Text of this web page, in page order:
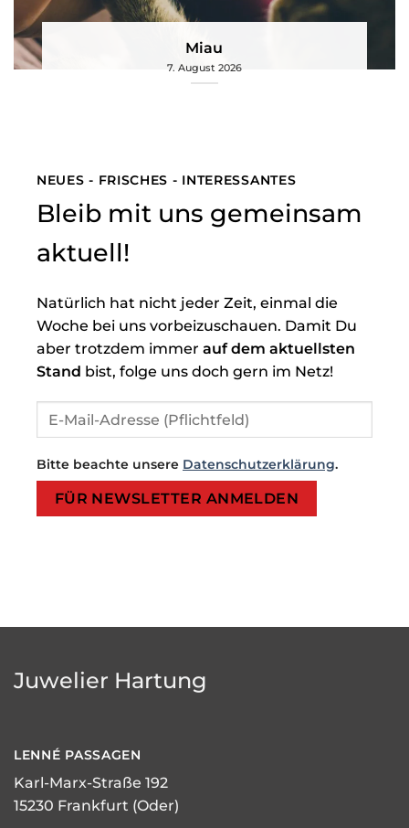
Miau
7. August 2026
NEUES - FRISCHES - INTERESSANTES
Bleib mit uns gemeinsam
aktuell!
Natürlich hat nicht jeder Zeit, einmal die
Woche bei uns vorbeizuschauen. Damit Du
aber trotzdem immer auf dem aktuellsten
Stand bist, folge uns doch gern im Netz!
Bitte beachte unsere Datenschutzerklärung.
Bitte lasse dieses Feld leer.
Bitte lasse dieses Feld leer.
Juwelier Hartung
LENNÉ PASSAGEN
Karl-Marx-Straße 192
15230 Frankfurt (Oder)